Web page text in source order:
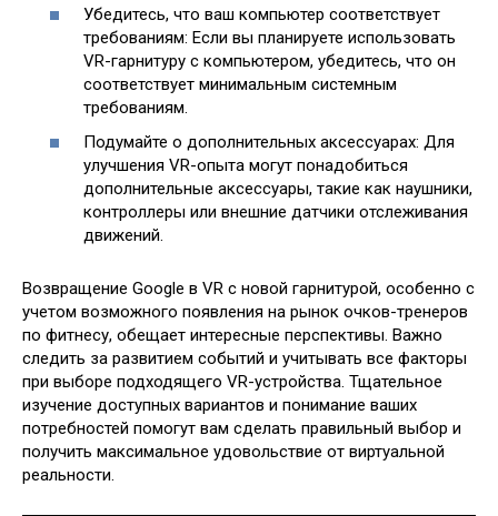
Убедитесь, что ваш компьютер соответствует
требованиям: Если вы планируете использовать
VR-гарнитуру с компьютером, убедитесь, что он
соответствует минимальным системным
требованиям.
Подумайте о дополнительных аксессуарах: Для
улучшения VR-опыта могут понадобиться
дополнительные аксессуары, такие как наушники,
контроллеры или внешние датчики отслеживания
движений.
Возвращение Google в VR с новой гарнитурой, особенно с
учетом возможного появления на рынок очков-тренеров
по фитнесу, обещает интересные перспективы. Важно
следить за развитием событий и учитывать все факторы
при выборе подходящего VR-устройства. Тщательное
изучение доступных вариантов и понимание ваших
потребностей помогут вам сделать правильный выбор и
получить максимальное удовольствие от виртуальной
реальности.